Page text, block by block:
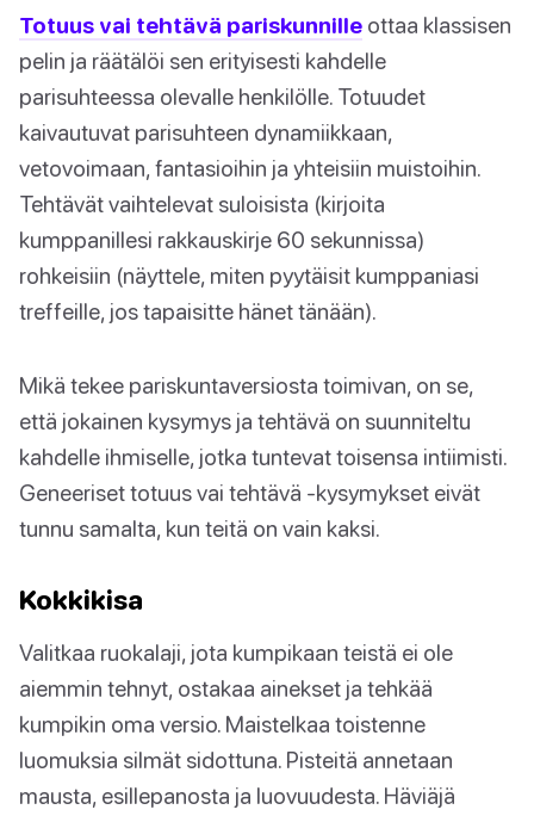
Totuus vai tehtävä pariskunnille ottaa klassisen
pelin ja räätälöi sen erityisesti kahdelle
parisuhteessa olevalle henkilölle. Totuudet
kaivautuvat parisuhteen dynamiikkaan,
vetovoimaan, fantasioihin ja yhteisiin muistoihin.
Tehtävät vaihtelevat suloisista (kirjoita
kumppanillesi rakkauskirje 60 sekunnissa)
rohkeisiin (näyttele, miten pyytäisit kumppaniasi
treffeille, jos tapaisitte hänet tänään).
Mikä tekee pariskuntaversiosta toimivan, on se,
että jokainen kysymys ja tehtävä on suunniteltu
kahdelle ihmiselle, jotka tuntevat toisensa intiimisti.
Geneeriset totuus vai tehtävä -kysymykset eivät
tunnu samalta, kun teitä on vain kaksi.
Kokkikisa
Valitkaa ruokalaji, jota kumpikaan teistä ei ole
aiemmin tehnyt, ostakaa ainekset ja tehkää
kumpikin oma versio. Maistelkaa toistenne
luomuksia silmät sidottuna. Pisteitä annetaan
mausta, esillepanosta ja luovuudesta. Häviäjä